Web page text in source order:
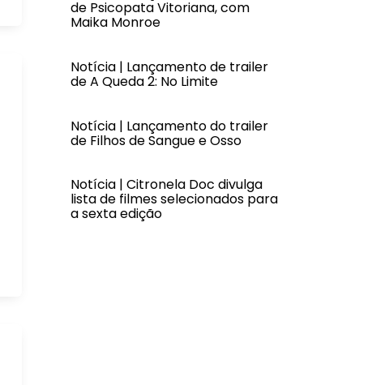
de Psicopata Vitoriana, com
Maika Monroe
Notícia | Lançamento de trailer
de A Queda 2: No Limite
Notícia | Lançamento do trailer
de Filhos de Sangue e Osso
Notícia | Citronela Doc divulga
lista de filmes selecionados para
a sexta edição